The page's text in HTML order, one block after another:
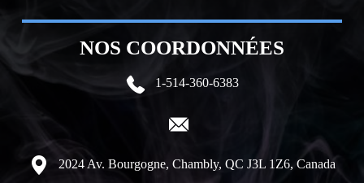
NOS COORDONNÉES
1-514-360-6383
2024 Av. Bourgogne, Chambly, QC J3L 1Z6, Canada